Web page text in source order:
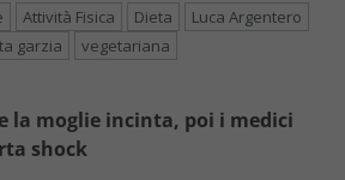
Attività Fisica Dieta
Luca Argentero
garzia vegetariana
la moglie incinta, poi i medici
shock